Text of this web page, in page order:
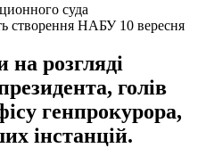
суда
створення НАБУ 10 вересня
на розгляді
голів
генпрокурора,
інстанцій.